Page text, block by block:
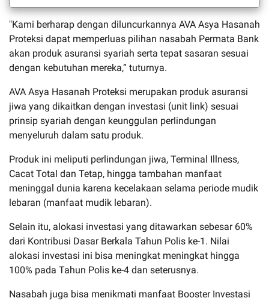
"Kami berharap dengan diluncurkannya AVA Asya Hasanah
Proteksi dapat memperluas pilihan nasabah Permata Bank
akan produk asuransi syariah serta tepat sasaran sesuai
dengan kebutuhan mereka,” tuturnya.
AVA Asya Hasanah Proteksi merupakan produk asuransi
jiwa yang dikaitkan dengan investasi (unit link) sesuai
prinsip syariah dengan keunggulan perlindungan
menyeluruh dalam satu produk.
Produk ini meliputi perlindungan jiwa, Terminal Illness,
Cacat Total dan Tetap, hingga tambahan manfaat
meninggal dunia karena kecelakaan selama periode mudik
lebaran (manfaat mudik lebaran).
Selain itu, alokasi investasi yang ditawarkan sebesar 60%
dari Kontribusi Dasar Berkala Tahun Polis ke-1. Nilai
alokasi investasi ini bisa meningkat meningkat hingga
100% pada Tahun Polis ke-4 dan seterusnya.
Nasabah juga bisa menikmati manfaat Booster Investasi